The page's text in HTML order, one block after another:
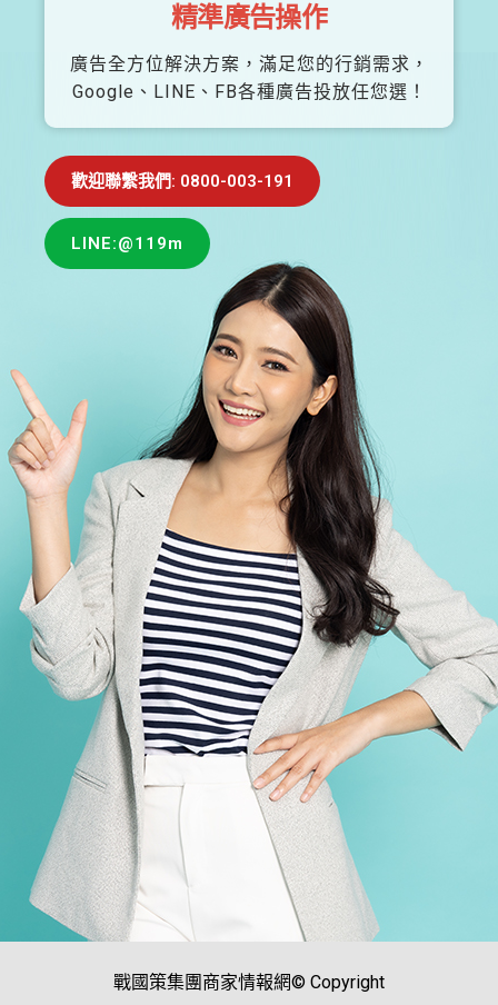
精準廣告操作
廣告全方位解決方案，滿足您的行銷需求，
Google、LINE、FB各種廣告投放任您選！
歡迎聯繫我們: 0800-003-191
LINE:@119m
戰國策集團商家情報網© Copyright